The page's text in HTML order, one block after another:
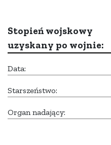
Stopień wojskowy
uzyskany po wojnie:
Data:
Starszeństwo:
Organ nadający: